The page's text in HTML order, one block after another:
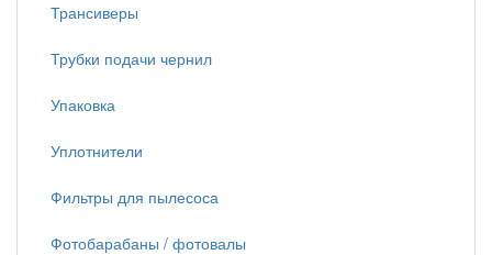
Трансиверы
Трубки подачи чернил
Упаковка
Уплотнители
Фильтры для пылесоса
Фотобарабаны / фотовалы